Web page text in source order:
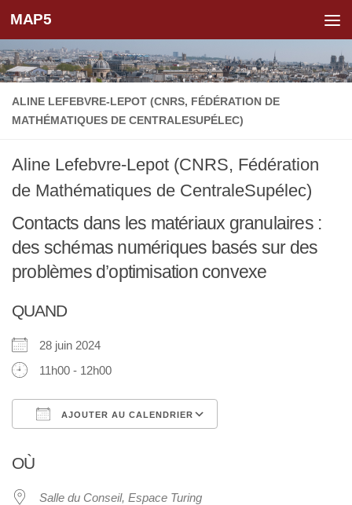
Skip to content
MAP5
ALINE LEFEBVRE-LEPOT (CNRS, FÉDÉRATION DE
MATHÉMATIQUES DE CENTRALESUPÉLEC)
Aline Lefebvre-Lepot (CNRS, Fédération
de Mathématiques de CentraleSupélec)
Contacts dans les matériaux granulaires :
des schémas numériques basés sur des
problèmes d’optimisation convexe
QUAND
28 juin 2024
11h00 - 12h00
AJOUTER AU CALENDRIER
OÙ
Salle du Conseil, Espace Turing